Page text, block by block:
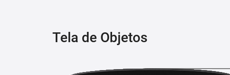
Tela de Objetos